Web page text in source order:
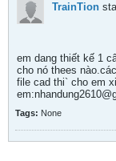
TrainTion
em dang thiết kế 1
cho nó thees
file cad thi` cho em
Tags: None